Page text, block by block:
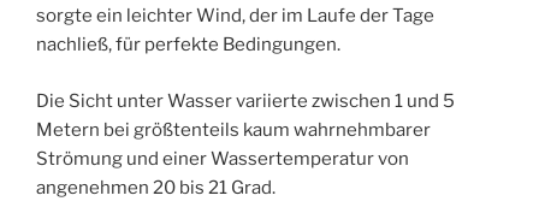
sorgte ein leichter Wind, der im Laufe der Tage
nachließ, für perfekte Bedingungen.
Die Sicht unter Wasser variierte zwischen 1 und 5
Metern bei größtenteils kaum wahrnehmbarer
Strömung und einer Wassertemperatur von
angenehmen 20 bis 21 Grad.